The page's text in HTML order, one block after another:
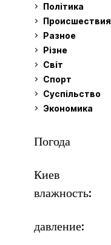
Політика
Происшествия
Разное
Різне
Світ
Спорт
Суспільство
Экономика
Погода
Киев
влажность:
давление: